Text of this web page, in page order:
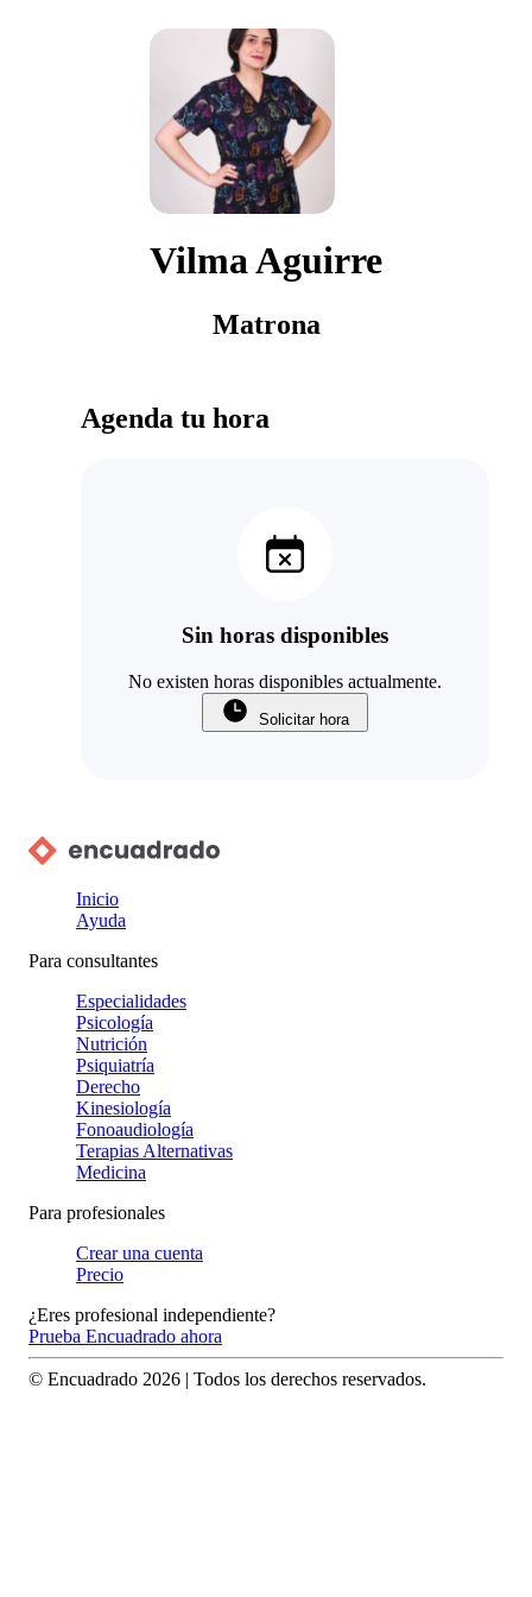
Vilma Aguirre
Matrona
Agenda tu hora
Sin horas disponibles
No existen horas disponibles actualmente.
Solicitar hora
Inicio
Ayuda
Para consultantes
Especialidades
Psicología
Nutrición
Psiquiatría
Derecho
Kinesiología
Fonoaudiología
Terapias Alternativas
Medicina
Para profesionales
Crear una cuenta
Precio
¿Eres profesional independiente?
Prueba Encuadrado ahora
© Encuadrado 2026 | Todos los derechos reservados.